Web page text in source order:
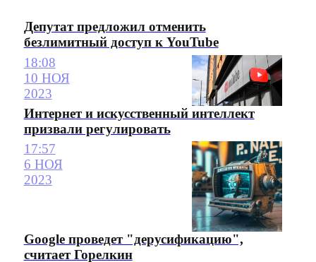
Депутат предложил отменить
безлимитный доступ к YouTube
18:08
10 НОЯ
2023
Интернет и искусственный интеллект
призвали регулировать
17:57
6 НОЯ
2023
Google проведет "дерусификацию",
считает Горелкин